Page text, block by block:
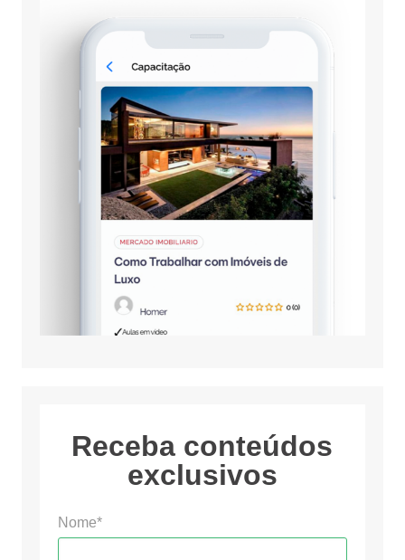
Receba conteúdos
exclusivos
Nome*